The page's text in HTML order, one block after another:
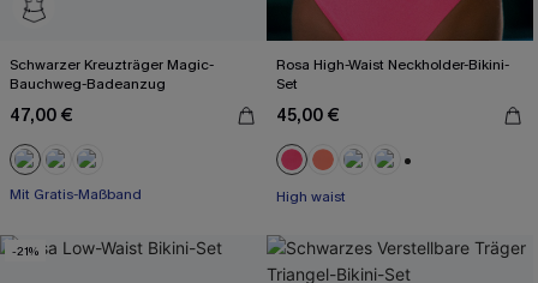
Schwarzer Kreuzträger Magic-
Bauchweg-Badeanzug
47,00 €
Mit Gratis-Maßband
Starke Bauchkontrolle
Rosa High-Waist Neckholder-Bikini-
Set
45,00 €
High waist
-21%